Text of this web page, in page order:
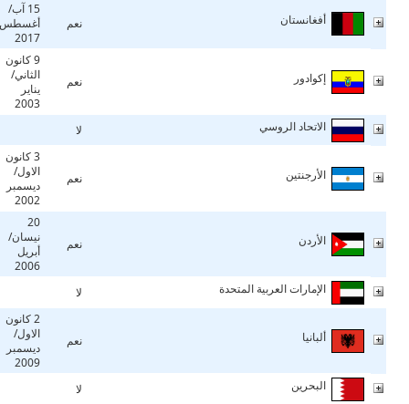
أفغانستان نعم
15 آب/
أغسطس
2017
إكوادور نعم
9 كانون
الثاني/
يناير
2003
الاتحاد الروسي
الأرجنتين نعم
3 كانون
الاول/
ديسمبر
2002
الأردن نعم
20
نيسان/
أبريل
2006
الإمارات العربية المتحدة
ألبانيا نعم
2 كانون
الاول/
ديسمبر
2009
البحرين